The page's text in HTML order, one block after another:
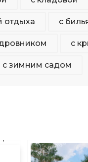
отдыха с
с
с зимним садом
,
Проект из